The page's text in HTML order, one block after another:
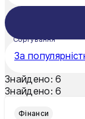
Нікополь
Одеса
Сортування
За
Знайдено: 6
Знайдено: 6
Фінанси